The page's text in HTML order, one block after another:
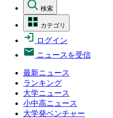
検索
カテゴリ
ログイン
ニュースを受信
最新ニュース
ランキング
大学ニュース
小中高ニュース
大学発ベンチャー